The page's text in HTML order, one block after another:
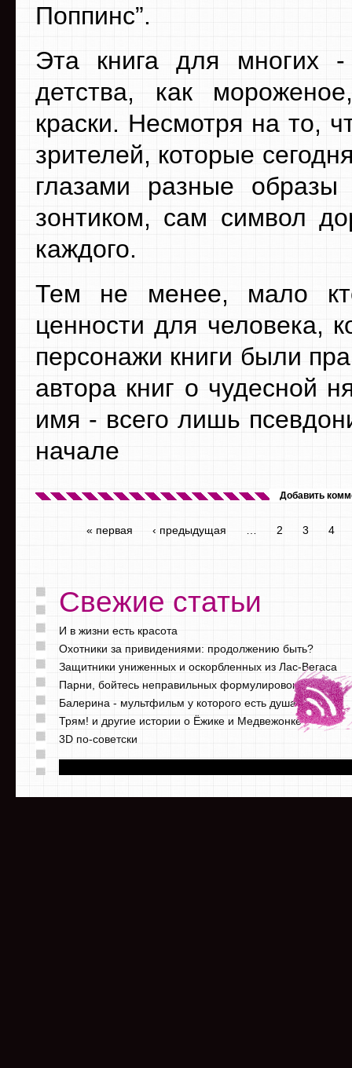
Поппинс”.
Эта книга для многих
детства, как
краски. Несмотря на то,
зрителей, которые
глазами разные
зонтиком, сам символ
каждого.
Тем не менее, мало
ценности для человека,
персонажи книги были
автора книг о чудесной
имя - всего лишь
начале
Добавить
« первая ‹ предыдущая … 2 3 4
Свежие статьи
И в жизни есть красота
Охотники за привидениями: продолжению быть?
Защитники униженных и оскорбленных из Лас-Вегаса
Парни, бойтесь неправильных формулировок
Балерина - мультфильм у которого есть душа
Трям! и другие истории о Ёжике и Медвежонке
3D по-советски